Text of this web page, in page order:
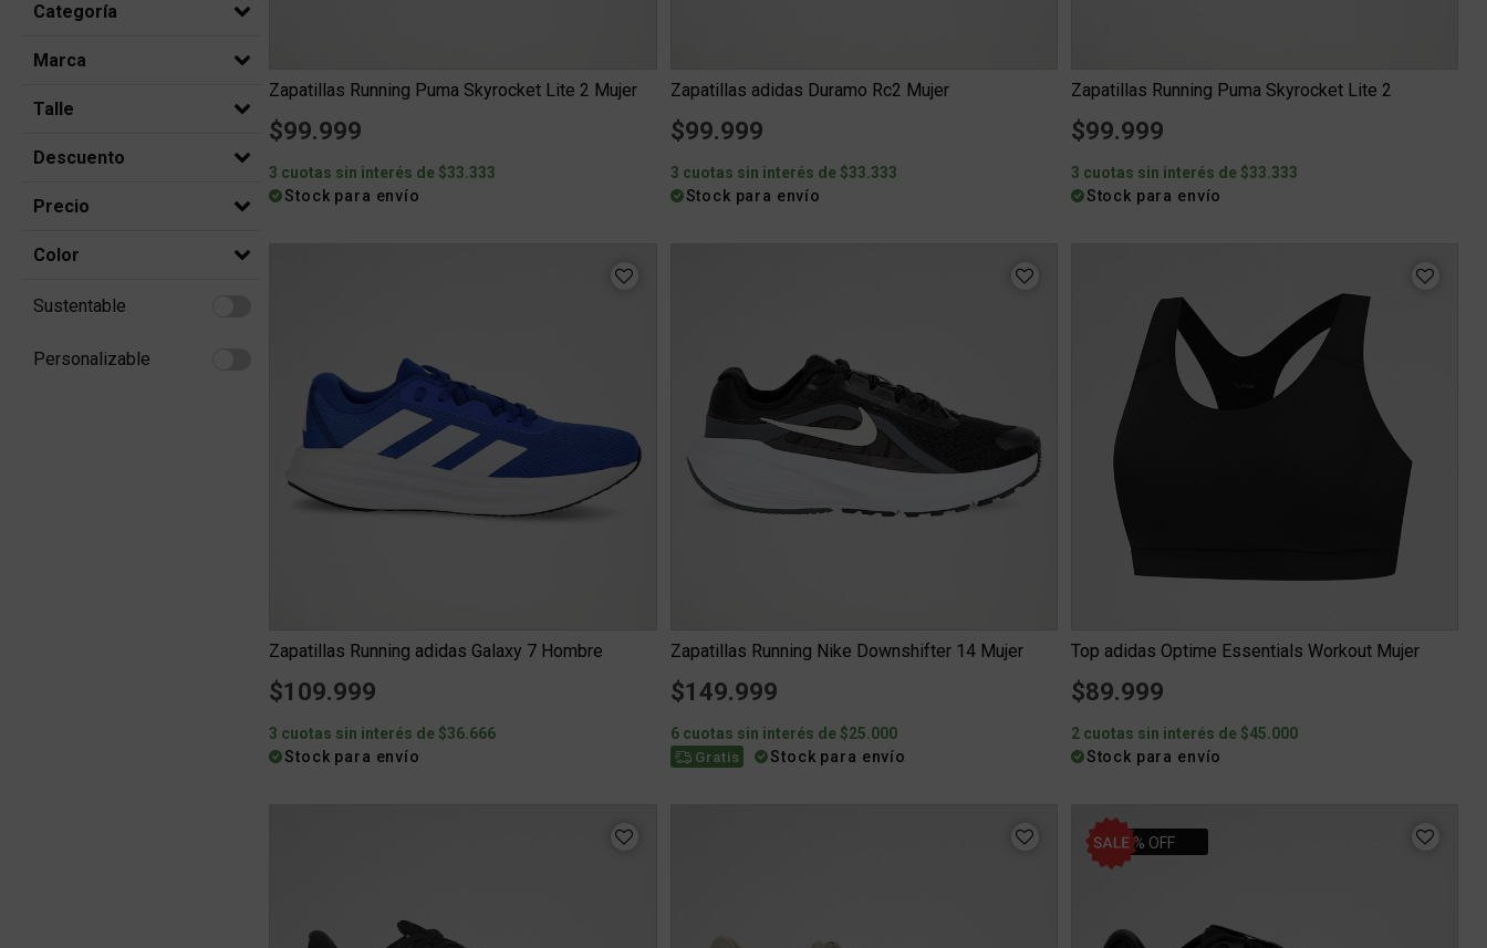
Categoría
Marca
Talle
Descuento
Precio
Color
Sustentable
Refine by Sustentable: Sustentable
Personalizable
Refine by Personalizable: Personalizable
Zapatillas Running Puma Skyrocket Lite 2 Mujer
$99.999
3 cuotas sin interés de $33.333
Stock para envío
Zapatillas adidas Duramo Rc2 Mujer
$99.999
3 cuotas sin interés de $33.333
Stock para envío
Zapatillas Running Puma Skyrocket Lite 2
$99.999
3 cuotas sin interés de $33.333
Stock para envío
Zapatillas Running adidas Galaxy 7 Hombre
$109.999
3 cuotas sin interés de $36.666
Stock para envío
Zapatillas Running Nike Downshifter 14 Mujer
$149.999
6 cuotas sin interés de $25.000
Gratis Stock para envío
Top adidas Optime Essentials Workout Mujer
$89.999
2 cuotas sin interés de $45.000
Stock para envío
10% OFF